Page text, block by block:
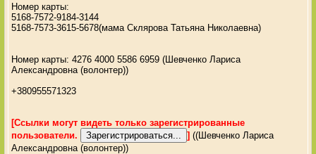
Номер карты:
5168-7572-9184-3144
5168-7573-3615-5678(мама Склярова Татьяна Николаевна)
Номер карты: 4276 4000 5586 6959 (Шевченко Лариса
Александровна (волонтер))
+380955571323
[Ссылки могут видеть только зарегистрированные
пользователи.
] ((Шевченко Лариса
Александровна (волонтер))